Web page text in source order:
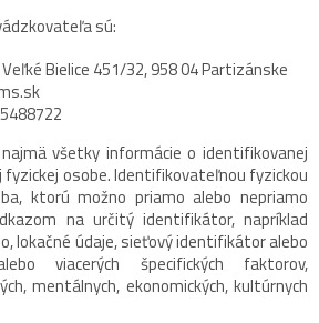
sú:
Bielice 451/32, 958 04 Partizánske
všetky informácie o identifikovanej
osobe. Identifikovateľnou fyzickou
ktorú možno priamo alebo nepriamo
na určitý identifikátor, napríklad
lokačné údaje, sieťový identifikátor alebo
viacerých špecifických faktorov,
mentálnych, ekonomických, kultúrnych